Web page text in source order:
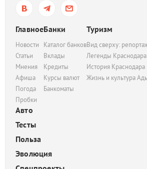
Главное
Новости
Статьи
Мнения
Афиша
Погода
Пробки
Банки
Каталог банков
Вклады
Кредиты
Курсы валют
Банкоматы
Туризм
Вид сверху:
Легенды Краснодара
История Краснодара
Жизнь и культура
Авто
Тесты
Польза
Эволюция